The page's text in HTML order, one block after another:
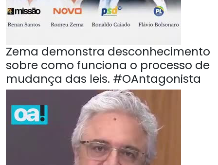
Zema demonstra desconhecimento
sobre como funciona o processo de
mudança das leis. #OAntagonista